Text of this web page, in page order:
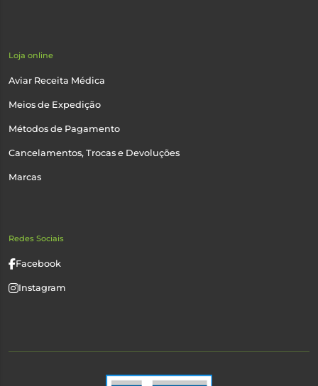
Loja online
Aviar Receita Médica
Meios de Expedição
Métodos de Pagamento
Cancelamentos, Trocas e Devoluções
Marcas
Redes Sociais
Facebook
Instagram